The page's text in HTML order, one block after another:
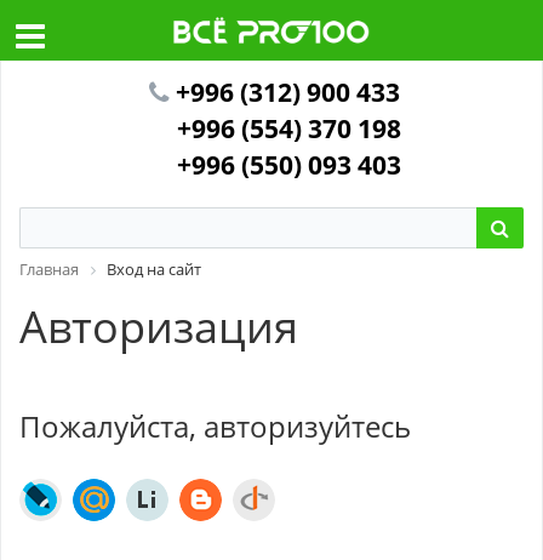
+996 (312) 900 433
+996 (554) 370 198
+996 (550) 093 403
Главная Вход на сайт
Авторизация
Пожалуйста, авторизуйтесь